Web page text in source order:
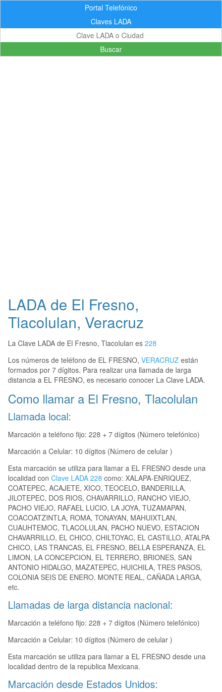
Portal Telefónico
Claves LADA
Buscar
LADA de El Fresno,
Tlacolulan, Veracruz
La Clave LADA de El Fresno, Tlacolulan es 228
Los números de teléfono de EL FRESNO, VERACRUZ están
formados por 7 dígitos. Para realizar una llamada de larga
distancia a EL FRESNO, es necesario conocer La Clave LADA.
Como llamar a El Fresno, Tlacolulan
Llamada local:
Marcación a teléfono fijo: 228 + 7 dígitos (Número telefónico)
Marcación a Celular: 10 dígitos (Número de celular )
Esta marcación se utiliza para llamar a EL FRESNO desde una
localidad con Clave LADA 228 como: XALAPA-ENRIQUEZ,
COATEPEC, ACAJETE, XICO, TEOCELO, BANDERILLA,
JILOTEPEC, DOS RIOS, CHAVARRILLO, RANCHO VIEJO,
PACHO VIEJO, RAFAEL LUCIO, LA JOYA, TUZAMAPAN,
COACOATZINTLA, ROMA, TONAYAN, MAHUIXTLAN,
CUAUHTEMOC, TLACOLULAN, PACHO NUEVO, ESTACION
CHAVARRILLO, EL CHICO, CHILTOYAC, EL CASTILLO, ATALPA
CHICO, LAS TRANCAS, EL FRESNO, BELLA ESPERANZA, EL
LIMON, LA CONCEPCION, EL TERRERO, BRIONES, SAN
ANTONIO HIDALGO, MAZATEPEC, HUICHILA, TRES PASOS,
COLONIA SEIS DE ENERO, MONTE REAL, CAÑADA LARGA,
etc.
Llamadas de larga distancia nacional:
Marcación a teléfono fijo: 228 + 7 dígitos (Número telefónico)
Marcación a Celular: 10 dígitos (Número de celular )
Esta marcación se utiliza para llamar a EL FRESNO desde una
localidad dentro de la republica Mexicana.
Marcación desde Estados Unidos: